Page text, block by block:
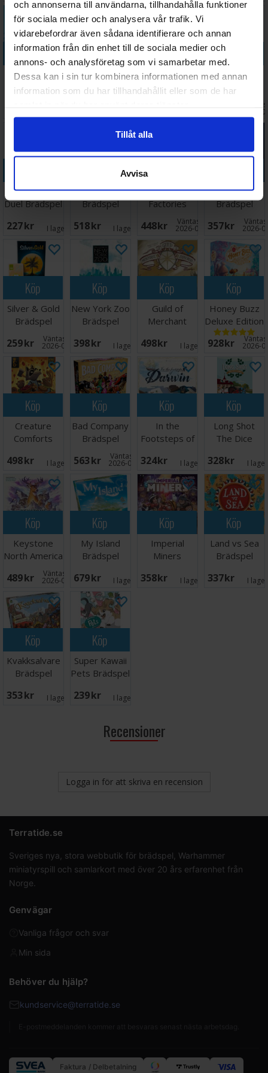
och annonserna till användarna, tillhandahålla funktioner
för sociala medier och analysera vår trafik. Vi
vidarebefordrar även sådana identifierare och annan
information från din enhet till de sociala medier och
annons- och analysföretag som vi samarbetar med.
Dessa kan i sin tur kombinera informationen med annan
information som du har tillhandahållit eller som de har
Tillåt alla
Avvisa
Köp
Cubitos
Brädspel
Köp
Beer & Bread
Brädspel
Köp
Verdant
Brädspel
First Rat
Brädspel
2026-
King of Tokyo
Duel Brädspel
227 SEK I lager: 1
Tiny Towns
Brädspel
518 SEK I lager: 2
Fantastic
Factories
Brädspel
448 SEK Väntas in:
2026-09-07
Meadow
Brädspel
357 SEK 2026-
Köp
Silver & Gold
Brädspel
259 SEK Väntas in:
2026-09-30
Köp
New York Zoo
Brädspel
398 SEK I lager: 2
Köp
Guild of
Merchant
Brädspel
498 SEK I lager: 3
Köp
Honey Buzz
Deluxe Edition
Brädspel
928 SEK 2026-
Köp
Creature
Comforts
498 SEK I lager: 3
Köp
Bad Company
Brädspel
563 SEK Väntas in:
2026-09-30
Köp
In the
Footsteps of
Brädspel
324 SEK I lager: 1
Köp
Long Shot
The Dice
Brädspel
328 SEK I
Köp
Keystone
North America
2nd Ed
Brädspel
489 SEK Väntas in:
2026-09-30
Köp
My Island
Brädspel
679 SEK I lager: 2
Köp
Imperial
Miners
358 SEK I lager: 2
Köp
Land vs Sea
Brädspel
337 SEK I
Köp
Kvakksalvare
Brädspel
353 SEK I lager: 1
Köp
Super Kawaii
Pets Brädspel
239 SEK I lager:
Recensioner
Logga in för att skriva en recension
Terratide.se
Sveriges nya, stora webbutik för brädspel, Warhammer
miniatyrspill och samlarkort med över 20 års erfarenhet från
Norge.
Genvägar
Vanliga frågor och svar
Min sida
Behöver du hjälp?
kundservice@terratide.se
Faktura / Delbetalning